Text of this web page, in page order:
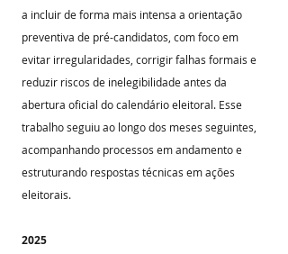
a incluir de forma mais intensa a orientação
preventiva de pré-candidatos, com foco em
evitar irregularidades, corrigir falhas formais e
reduzir riscos de inelegibilidade antes da
abertura oficial do calendário eleitoral. Esse
trabalho seguiu ao longo dos meses seguintes,
acompanhando processos em andamento e
estruturando respostas técnicas em ações
eleitorais.
2025